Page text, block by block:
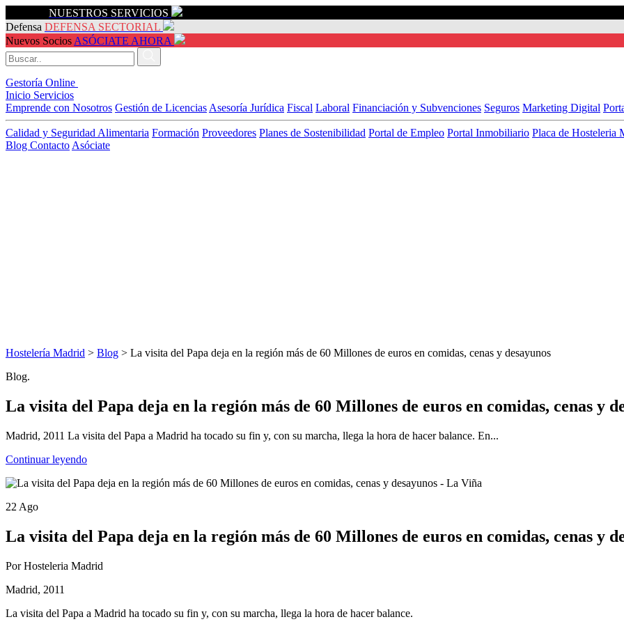
NUESTROS SERVICIOS
Defensa DEFENSA SECTORIAL
Nuevos Socios ASÓCIATE AHORA
Gestoría Online
Inicio Servicios
Emprende con Nosotros Gestión de Licencias Asesoría Jurídica Fiscal Laboral Financiación y Subvenciones Seguros Marketing Digital
Calidad y Seguridad Alimentaria Formación Proveedores Planes de Sostenibilidad Portal de Empleo Portal Inmobiliario Placa de Hosteleria
Blog Contacto Asóciate
Hostelería Madrid > Blog > La visita del Papa deja en la región más de 60 Millones de euros en comidas, cenas y desayunos
Blog.
La visita del Papa deja en la región más de 60 Millones de euros en comidas, cenas y
Madrid, 2011 La visita del Papa a Madrid ha tocado su fin y, con su marcha, llega la hora de hacer balance. En...
Continuar leyendo
22 Ago
La visita del Papa deja en la región más de 60 Millones de euros en comidas, cenas y
Por Hosteleria Madrid
Madrid, 2011
La visita del Papa a Madrid ha tocado su fin y, con su marcha, llega la hora de hacer balance.